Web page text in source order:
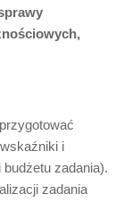
i
zadania).
zadania